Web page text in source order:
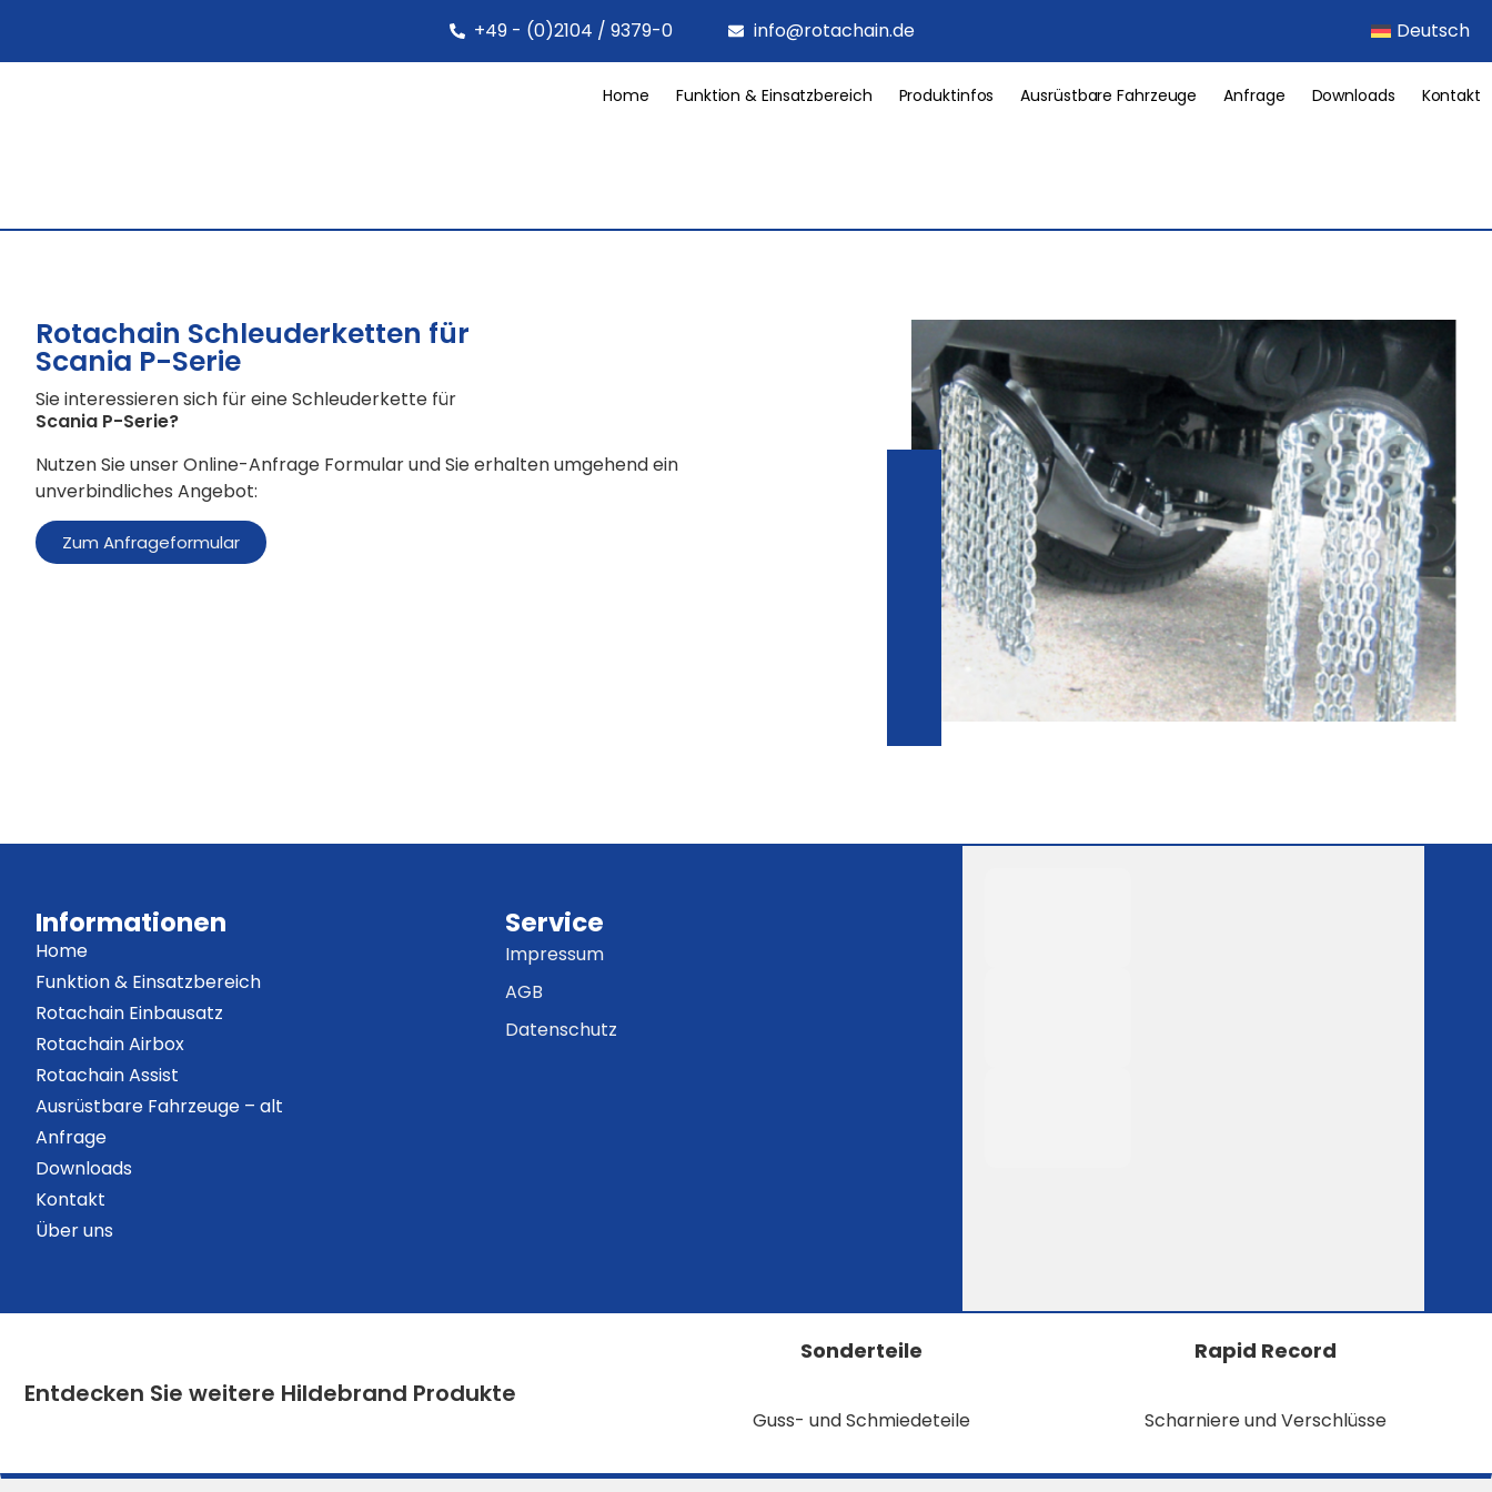
Deutsch
+49 - (0)2104 / 9379-0 info@rotachain.de
Home Funktion & Einsatzbereich Produktinfos Ausrüstbare Fahrzeuge Anfrage Downloads Kontakt
Rotachain Schleuderketten für
Scania P-Serie
Sie interessieren sich für eine Schleuderkette für
Scania P-Serie?
Nutzen Sie unser Online-Anfrage Formular und Sie erhalten umgehend ein
unverbindliches Angebot:
Zum Anfrageformular
Informationen
Home
Funktion & Einsatzbereich
Rotachain Einbausatz
Rotachain Airbox
Rotachain Assist
Ausrüstbare Fahrzeuge – alt
Anfrage
Downloads
Kontakt
Über uns
Service
Impressum
AGB
Datenschutz
Entdecken Sie weitere Hildebrand Produkte
Sonderteile
Guss- und Schmiedeteile
Rapid Record
Scharniere und Verschlüsse